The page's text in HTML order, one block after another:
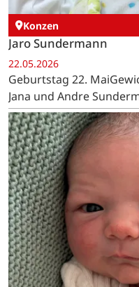
Konzen
Jaro Sundermann
22.05.2026
Geburtstag 22.
Jana und Andre